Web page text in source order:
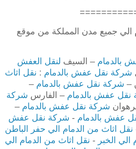
الي جميع مدن المملكة من موقع
بالدمام – السيف لنقل العفش
شركة نقل عفش بالدمام : نقل اثاث
– شركة نقل عفش بالدمام –
نقل عفش بالدمام – الفارس شركة
شركة نقل عفش بالدمام –
عفش بالدمام - شركة نقل عفش
نقل اثاث من الدمام الي حفر الباطن
الخبر - نقل اثاث من الدمام الي